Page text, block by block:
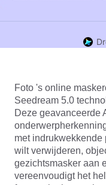
Seedream 5.0
Deze geavanceerde
met indrukwekkende
wilt verwijderen,
gezichtsmasker aan
vereenvoudigt het